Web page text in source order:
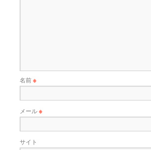
名前※
メール※
サイト